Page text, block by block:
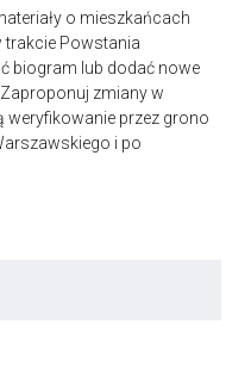
o mieszkańcach
trakcie Powstania
biogram lub dodać nowe
zmiany w
weryfikowanie przez grono
i po